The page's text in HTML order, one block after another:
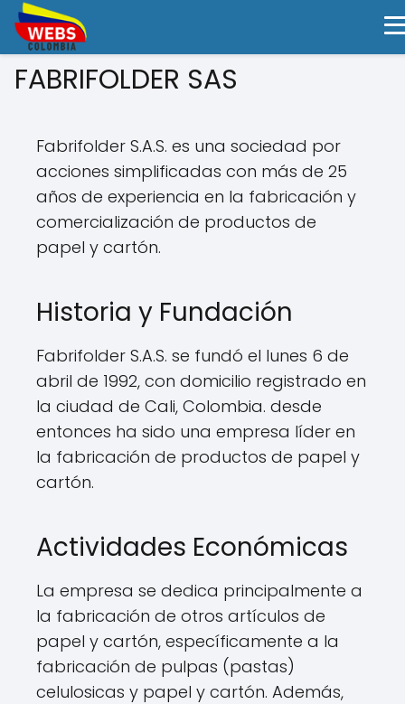
FABRIFOLDER SAS
Fabrifolder S.A.S. es una sociedad por
acciones simplificadas con más de 25
años de experiencia en la fabricación y
comercialización de productos de
papel y cartón.
Historia y Fundación
Fabrifolder S.A.S. se fundó el lunes 6 de
abril de 1992, con domicilio registrado en
la ciudad de Cali, Colombia. desde
entonces ha sido una empresa líder en
la fabricación de productos de papel y
cartón.
Actividades Económicas
La empresa se dedica principalmente a
la fabricación de otros artículos de
papel y cartón, específicamente a la
fabricación de pulpas (pastas)
celulosicas y papel y cartón. Además,